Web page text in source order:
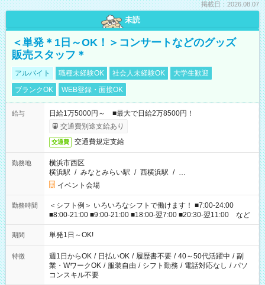
掲載日：2026.08.07
未読
＜単発＊1日～OK！＞コンサートなどのグッズ
販売スタッフ＊
アルバイト 職種未経験OK 社会人未経験OK
大学生歓迎
ブランクOK
WEB登録・面接OK
給与
日給1万5000円～ ■最大で日給2万8500円！
交通費別途支給あり
交通費 交通費規定支給
勤務地
横浜市西区
横浜駅 / みなとみらい駅 / 西横浜駅 / …
イベント会場
勤務時間
＜シフト例＞ いろいろなシフトで働けます！ ■7:00-24:00
■8:00-21:00 ■9:00-21:00 ■18:00-翌7:00 ■20:30-翌11:00 など
期間 単発1日～OK!
特徴 週1日からOK / 日払いOK / 履歴書不要 / 40～50代活躍中 / 副
業・WワークOK / 服装自由 / シフト勤務 / 電話対応なし / パソ
コンスキル不要